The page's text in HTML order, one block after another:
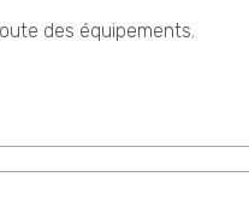
des équipements.